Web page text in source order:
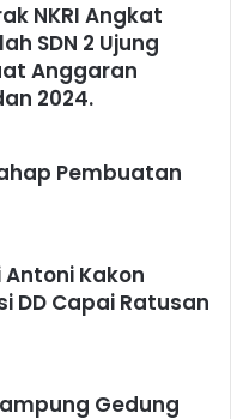
NKRI Angkat
SDN 2 Ujung
Anggaran
2024.
Pembuatan
Kakon
DD Capai Ratusan
Gedung